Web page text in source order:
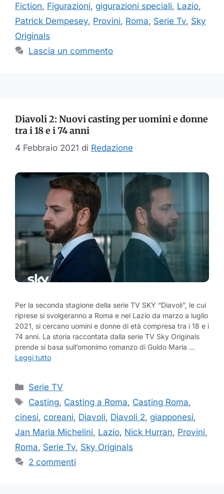
Fiction, Figurazioni, gigurazioni speciali, Lazio,
Patrick Dempesey, Provini, Roma, Serie Tv, Sky
Originals
Lascia un commento
Diavoli 2: Nuovi casting per uomini e donne
tra i 18 e i 74 anni
4 Febbraio 2021 di Redazione
Per la seconda stagione della serie TV SKY “Diavoli”, le cui
riprese si svolgeranno a Roma e nel Lazio da marzo a luglio
2021, si cercano uomini e donne di età compresa tra i 18 e i
74 anni. La storia raccontata dalla serie TV Sky Originals
prende si basa sull’omonimo romanzo di Guido Maria …
Leggi tutto
Categorie
Serie TV
Tag
Casting, Casting a Roma, Casting Roma,
cinesi, coreani, Diavoli, Diavoli 2, giapponesi,
Jan Maria Michelini, Lazio, Nick Hurran, Provini,
Roma, Serie Tv, Sky Originals
2 commenti